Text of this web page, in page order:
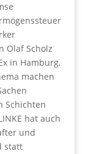
Olaf Scholz
in Hamburg,
machen
Schichten
hat auch
und
statt